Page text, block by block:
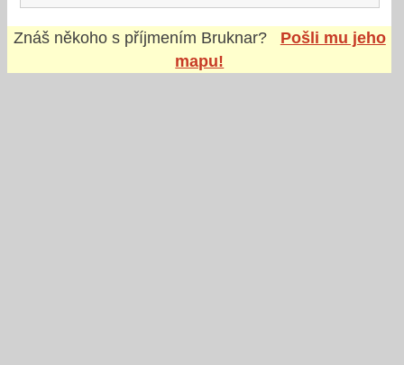
Znáš někoho s příjmením Bruknar?
Pošli mu jeho
mapu!